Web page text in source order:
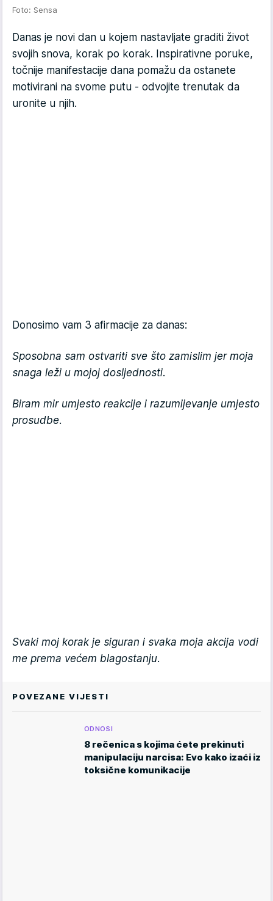
Foto: Sensa
Danas je novi dan u kojem nastavljate graditi život
svojih snova, korak po korak. Inspirativne poruke,
točnije manifestacije dana pomažu da ostanete
motivirani na svome putu - odvojite trenutak da
uronite u njih.
Donosimo vam 3 afirmacije za danas:
Sposobna sam ostvariti sve što zamislim jer moja
snaga leži u mojoj dosljednosti.
Biram mir umjesto reakcije i razumijevanje umjesto
prosudbe.
Svaki moj korak je siguran i svaka moja akcija vodi
me prema većem blagostanju.
POVEZANE VIJESTI
ODNOSI
8 rečenica s kojima ćete prekinuti
manipulaciju narcisa: Evo kako izaći iz
toksične komunikacije